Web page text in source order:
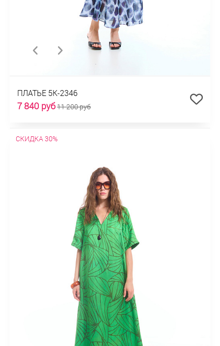
ПЛАТЬЕ 5К-2346
7 840 руб11 200 руб
СКИДКА 30%